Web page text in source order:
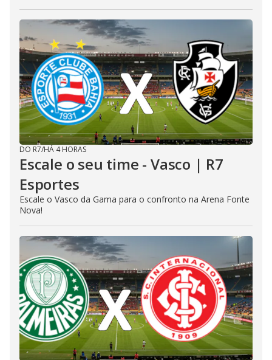
DO R7/HÁ 4 HORAS
Escale o seu time - Vasco | R7
Esportes
Escale o Vasco da Gama para o confronto na Arena Fonte
Nova!